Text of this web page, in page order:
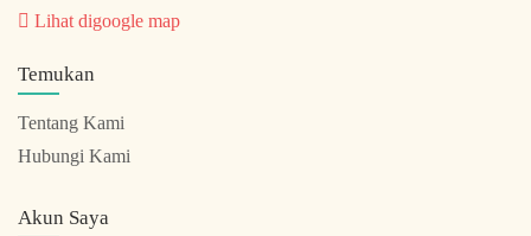
Lihat digoogle map
Temukan
Tentang Kami
Hubungi Kami
Akun Saya